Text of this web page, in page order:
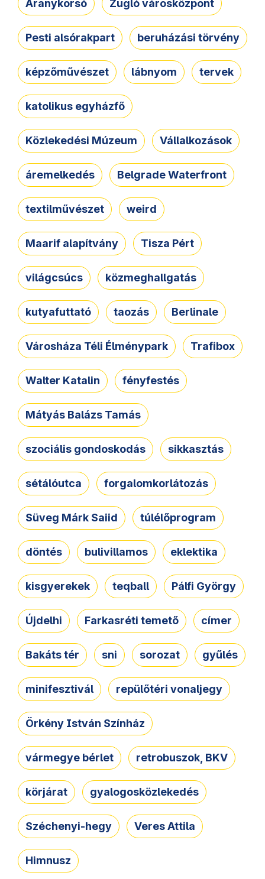
Aranykorsó Zugló városközpont
Pesti alsórakpart beruházási törvény
képzőművészet lábnyom tervek
katolikus egyházfő
Közlekedési Múzeum Vállalkozások
áremelkedés Belgrade Waterfront
textilművészet weird
Maarif alapítvány Tisza Pért
világcsúcs közmeghallgatás
kutyafuttató taozás Berlinale
Városháza Téli Élménypark Trafibox
Walter Katalin fényfestés
Mátyás Balázs Tamás
szociális gondoskodás sikkasztás
sétálóutca forgalomkorlátozás
Süveg Márk Saiid túlélőprogram
döntés bulivillamos eklektika
kisgyerekek teqball Pálfi György
Újdelhi Farkasréti temető címer
Bakáts tér sni sorozat gyűlés
minifesztivál repülőtéri vonaljegy
Örkény István Színház
vármegye bérlet retrobuszok, BKV
körjárat gyalogosközlekedés
Széchenyi-hegy Veres Attila
Himnusz